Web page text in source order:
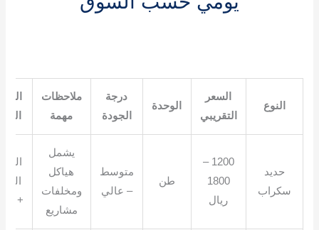
النوع
السعر
التقريبي
الوحدة
درجة
الجودة
ملاحظات
مهمة
حديد
سكراب
1200 –
1800
ريال
طن
متوسط
– عالي
يشمل
هياكل
ومخلفات
مشاريع
+